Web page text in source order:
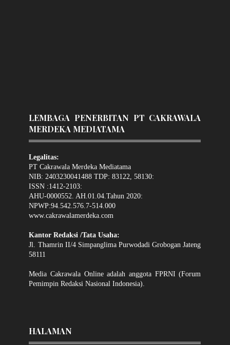
LEMBAGA PENERBITAN PT CAKRAWALA
MERDEKA MEDIATAMA
Legalitas:
PT Cakrawala Merdeka Mediatama
NIB: 2403230041488 TDP: 83122, 58130:
ISSN :1412-2103:
AHU-0000552. AH.01.04.Tahun 2020:
NPWP:94.542.576.7-514.000
www.cakrawalamerdeka.com
Kantor Redaksi /Tata Usaha:
Jl. Thamrin II/4 Simpanglima Purwodadi Grobogan Jateng
58111
Media Cakrawala Online adalah anggota FPRNI (Forum
Pemimpin Redaksi Nasional Indonesia).
HALAMAN